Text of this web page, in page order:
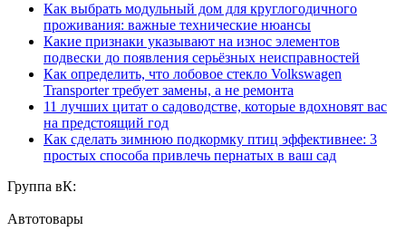
Как выбрать модульный дом для круглогодичного
проживания: важные технические нюансы
Какие признаки указывают на износ элементов
подвески до появления серьёзных неисправностей
Как определить, что лобовое стекло Volkswagen
Transporter требует замены, а не ремонта
11 лучших цитат о садоводстве, которые вдохновят вас
на предстоящий год
Как сделать зимнюю подкормку птиц эффективнее: 3
простых способа привлечь пернатых в ваш сад
Группа вК:
Автотовары